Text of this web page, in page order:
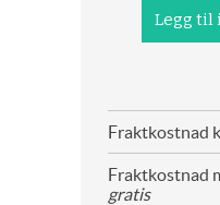
Fraktkostnad
Fraktkostnad
gratis